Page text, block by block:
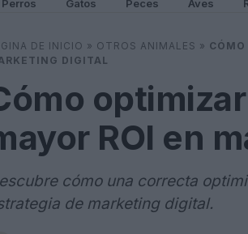
Perros Gatos Peces Aves
DE INICIO » OTROS ANIMALES »
DIGITAL
ROI en
cómo una correcta
de marketing digital.